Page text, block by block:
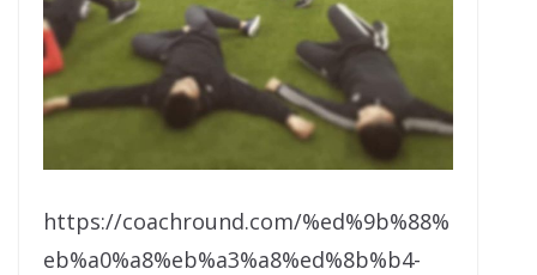
https://coachround.com/%ed%9b%88%
eb%a0%a8%eb%a3%a8%ed%8b%b4-